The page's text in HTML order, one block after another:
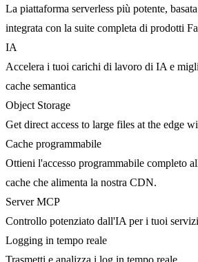
La piattaforma serverless più potente,
integrata con la suite completa di prodotti
IA
Accelera i tuoi carichi di lavoro di IA e
cache semantica
Object Storage
Get direct access to large files at the edge
Cache programmabile
Ottieni l'accesso programmabile completo
cache che alimenta la nostra CDN.
Server MCP
Controllo potenziato dall'IA per i tuoi
Logging in tempo reale
Trasmetti e analizza i log in tempo reale